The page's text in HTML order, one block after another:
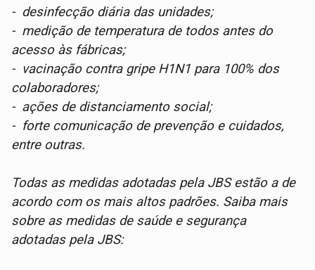
- desinfecção diária das unidades;
- medição de temperatura de todos antes do
acesso às fábricas;
- vacinação contra gripe H1N1 para 100% dos
colaboradores;
- ações de distanciamento social;
- forte comunicação de prevenção e cuidados,
entre outras.
Todas as medidas adotadas pela JBS estão a de
acordo com os mais altos padrões. Saiba mais
sobre as medidas de saúde e segurança
adotadas pela JBS: